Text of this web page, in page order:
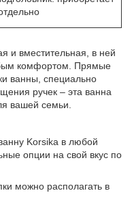
и вместительная, в ней
комфортом. Прямые
ванны, специально
ручек – эта ванна
вашей семьи.
Korsika в любой
опции на свой вкус по
можно располагать в